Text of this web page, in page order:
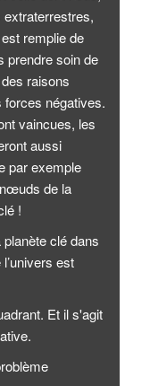
extraterrestres,
remplie de
prendre soin de
raisons
forces négatives.
vaincues, les
aussi
par exemple
de la
!
clé dans
est
Et il s'agit